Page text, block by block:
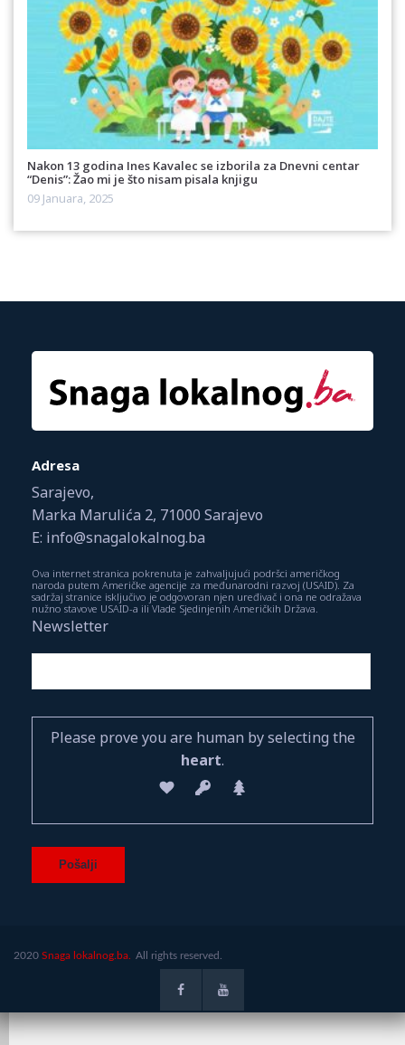
Nakon 13 godina Ines Kavalec se izborila za Dnevni centar
“Denis”: Žao mi je što nisam pisala knjigu
09 Januara, 2025
Adresa
Sarajevo,
Marka Marulića 2, 71000 Sarajevo
E: info@snagalokalnog.ba
Ova internet stranica pokrenuta je zahvaljujući podršci američkog
naroda putem Američke agencije za međunarodni razvoj (USAID). Za
sadržaj stranice isključivo je odgovoran njen uređivač i ona ne odražava
nužno stavove USAID-a ili Vlade Sjedinjenih Američkih Država.
Newsletter
Please prove you are human by selecting the
heart.
2020 Snaga lokalnog.ba. All rights reserved.